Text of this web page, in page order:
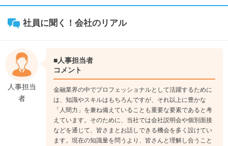
社員に聞く！会社のリアル
人事担当
者
■人事担当者
コメント
金融業界の中でプロフェッショナルとして活躍するために
は、知識やスキルはもちろんですが、それ以上に豊かな
「人間力」を兼ね備えていることも重要な要素であると考
えています。そのために、当社では会社説明会や個別面接
などを通じて、皆さまとお話しできる機会を多く設けてい
ます。現在の知識量を問うより、皆さんと理解し合うこと